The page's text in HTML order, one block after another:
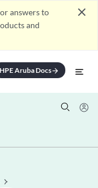
answers to
and
close
HPE Aruba Docsarrow_forward